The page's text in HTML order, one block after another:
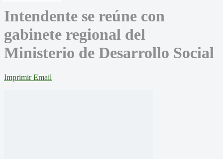
Intendente se reúne con
gabinete regional del
Ministerio de Desarrollo Social
Imprimir Email